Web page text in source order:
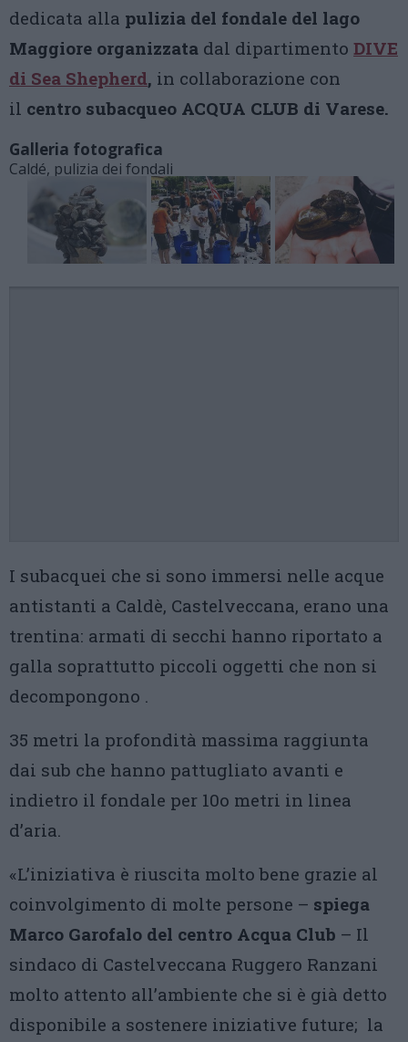
dedicata alla pulizia del fondale del lago
Maggiore organizzata dal dipartimento DIVE
di Sea Shepherd, in collaborazione con
il centro subacqueo ACQUA CLUB di Varese.
Galleria fotografica
Caldé, pulizia dei fondali
I subacquei che si sono immersi nelle acque
antistanti a Caldè, Castelveccana, erano una
trentina: armati di secchi hanno riportato a
galla soprattutto piccoli oggetti che non si
decompongono .
35 metri la profondità massima raggiunta
dai sub che hanno pattugliato avanti e
indietro il fondale per 10o metri in linea
d’aria.
«L’iniziativa è riuscita molto bene grazie al
coinvolgimento di molte persone – spiega
Marco Garofalo del centro Acqua Club – Il
sindaco di Castelveccana Ruggero Ranzani
molto attento all’ambiente che si è già detto
disponibile a sostenere iniziative future; la